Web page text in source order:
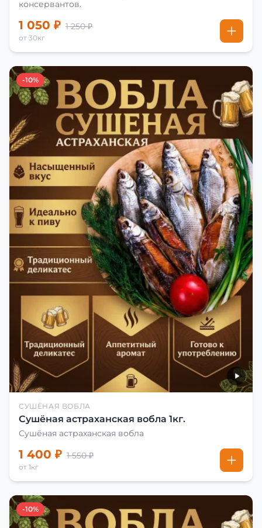
консервантов.
1 050 ₽ 1 250 ₽
от 30кг
-10%
СУШЁНАЯ ВОБЛА
Сушёная астраханская вобла 1кг.
Сушёная астраханская вобла
1 400 ₽ 1 550 ₽
от 1кг
-10%